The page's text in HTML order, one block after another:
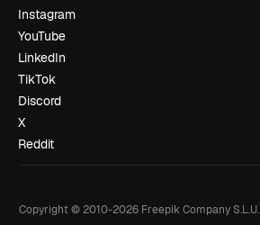
Instagram
YouTube
LinkedIn
TikTok
Discord
X
Reddit
Copyright © 2010-2026Freepik Company S.L.U.